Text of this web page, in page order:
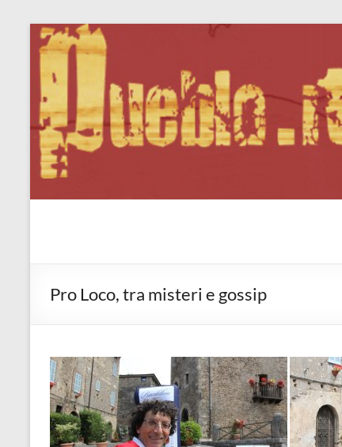
Salta
Pro Loco, tra misteri e gossip